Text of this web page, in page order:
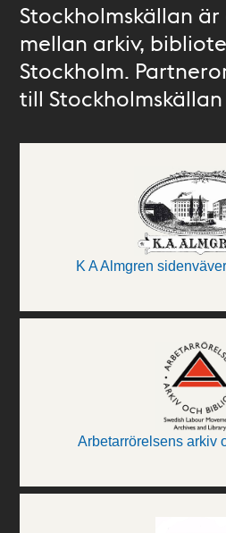
Stockholmskällan
mellan arkiv,
Stockholm.
till
K A Almgren
Arbetarrörelsens arkiv